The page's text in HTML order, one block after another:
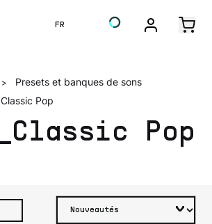
FR
> Presets et banques de sons
Classic Pop
_Classic Pop